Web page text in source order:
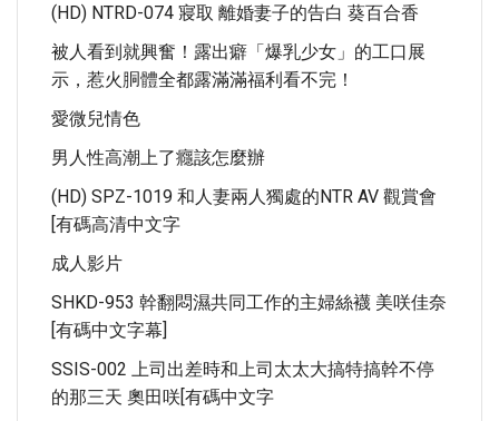
(HD) NTRD-074 寢取 離婚妻子的告白 葵百合香
被人看到就興奮！露出癖「爆乳少女」的工口展
示，惹火胴體全都露滿滿福利看不完！
愛微兒情色
男人性高潮上了癮該怎麼辦
(HD) SPZ-1019 和人妻兩人獨處的NTR AV 觀賞會
[有碼高清中文字
成人影片
SHKD-953 幹翻悶濕共同工作的主婦絲襪 美咲佳奈
[有碼中文字幕]
SSIS-002 上司出差時和上司太太大搞特搞幹不停
的那三天 奧田咲[有碼中文字